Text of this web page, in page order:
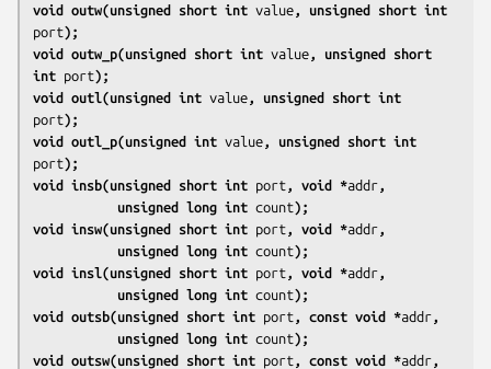
void outw(unsigned short int value
port);
void outw_p(unsigned short int value , unsigned short
int port);
void outl(unsigned int value
port);
void outl_p(unsigned int value
port);
void insb(unsigned short int port , void *addr ,
           unsigned long int
count);
void insw(unsigned short int port , void *addr ,
           unsigned long int
count);
void insl(unsigned short int port , void *addr ,
           unsigned long int
count);
void outsb(unsigned short int port , const void *addr ,
           unsigned long int
count);
void outsw(unsigned short int port , const void *addr ,